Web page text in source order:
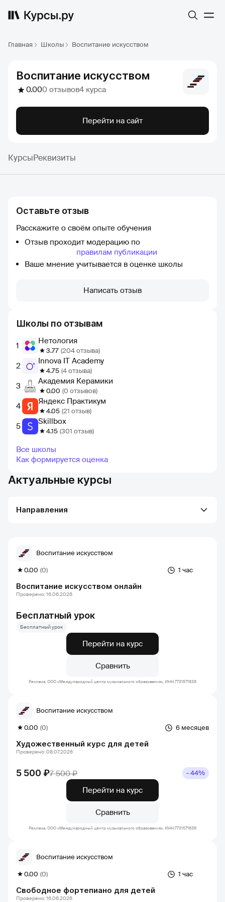
Главная Школы Воспитание искусством
Воспитание искусством
0.000 отзывов4 курса
Перейти на сайт
КурсыРеквизиты
Оставьте отзыв
Расскажите о своём опыте обучения
Отзыв проходит модерацию по
правилам публикации
Ваше мнение учитывается в оценке школы
Написать отзыв
Школы по отзывам
1 Нетология
3.77 (204 отзыва)
2 Innova IT Academy
4.75 (4 отзыва)
3 Академия Керамики
0.00 (0 отзывов)
4 Яндекс Практикум
4.05 (21 отзыв)
5 Skillbox
4.15 (301 отзыв)
Все школы
Как формируется оценка
Актуальные курсы
Направления
Воспитание искусством онлайн
1 час
0.00 (0)
Воспитание искусством
Бесплатный урок
Проверено: 16.06.2026
Бесплатный урок
Перейти на курс
Сравнить
Реклама. ООО «Международный центр музыкального образования», ИНН:7731571838
Художественный курс для детей
6 месяцев
0.00 (0)
Воспитание искусством
5 500 ₽7 500 ₽
Проверено: 08.07.2026
- 44%
Перейти на курс
Сравнить
Реклама. ООО «Международный центр музыкального образования», ИНН:7731571838
Свободное фортепиано для детей
1 час
0.00 (0)
Воспитание искусством
Проверено: 16.06.2026